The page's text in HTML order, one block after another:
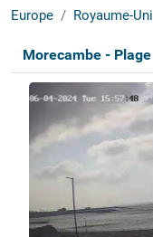
Europe Royaume-Uni
Morecambe - Plage